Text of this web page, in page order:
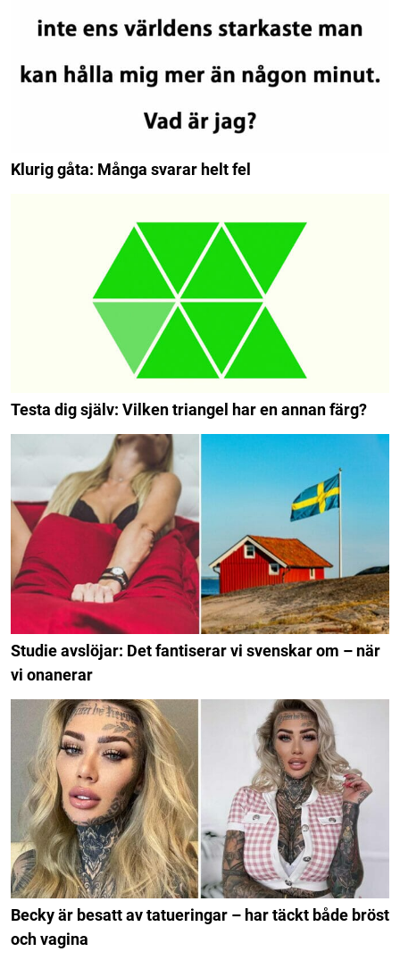
Klurig gåta: Många svarar helt fel
Testa dig själv: Vilken triangel har en annan färg?
Studie avslöjar: Det fantiserar vi svenskar om – när
vi onanerar
Becky är besatt av tatueringar – har täckt både bröst
och vagina